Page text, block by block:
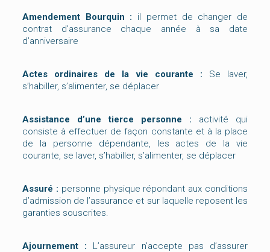
Amendement Bourquin : il permet de changer de
contrat d’assurance chaque année à sa date
d’anniversaire
Actes ordinaires de la vie courante : Se laver,
s’habiller, s’alimenter, se déplacer
Assistance d’une tierce personne : activité qui
consiste à effectuer de façon constante et à la place
de la personne dépendante, les actes de la vie
courante, se laver, s’habiller, s’alimenter, se déplacer
Assuré : personne physique répondant aux conditions
d’admission de l’assurance et sur laquelle reposent les
garanties souscrites.
Ajournement : L’assureur n’accepte pas d’assurer